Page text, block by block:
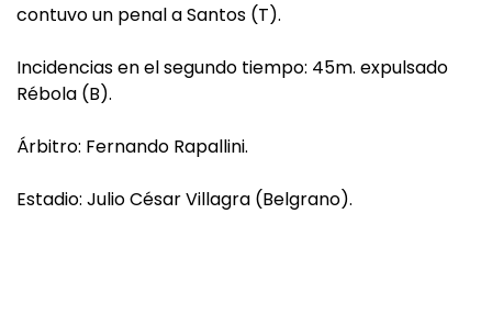
contuvo un penal a Santos (T).
Incidencias en el segundo tiempo: 45m. expulsado
Rébola (B).
Árbitro: Fernando Rapallini.
Estadio: Julio César Villagra (Belgrano).